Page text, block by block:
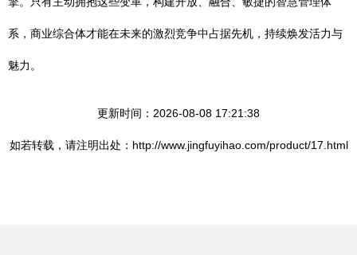
系，商业综合体才能在未来的激烈竞争中占据先机，持续焕发活力与
魅力。
更新时间：2026-08-08 17:21:38
如若转载，请注明出处：http://www.jingfuyihao.com/product/17.html